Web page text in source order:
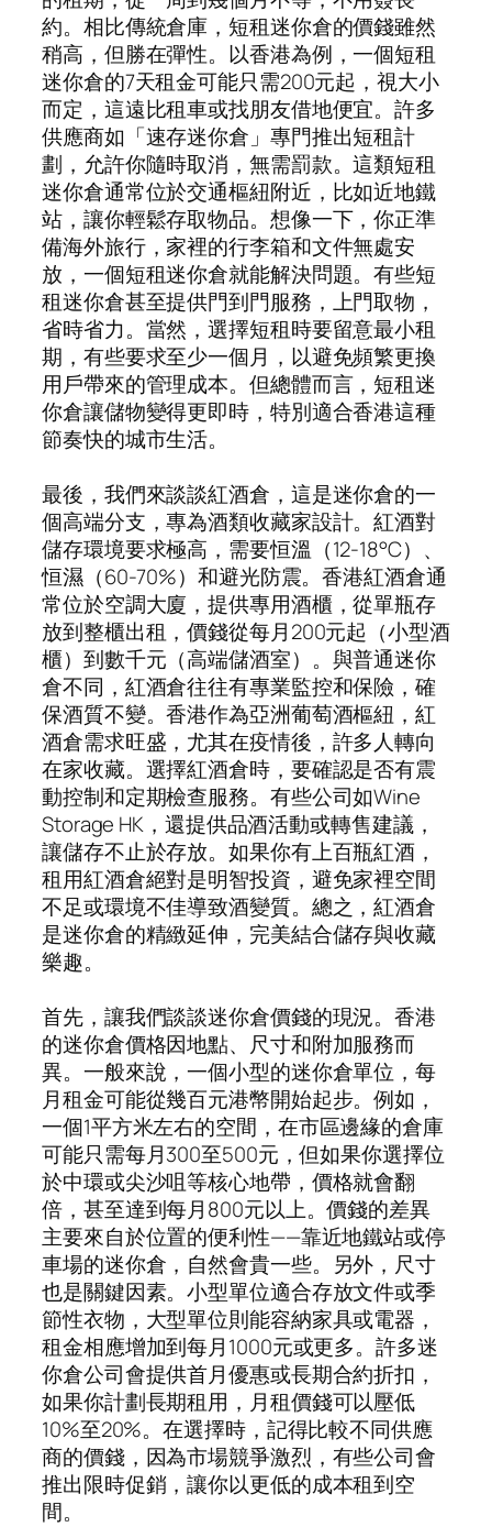
約。相比傳統倉庫，短租迷你倉的價錢雖然
稍高，但勝在彈性。以香港為例，一個短租
迷你倉的7天租金可能只需200元起，視大小
而定，這遠比租車或找朋友借地便宜。許多
供應商如「速存迷你倉」專門推出短租計
劃，允許你隨時取消，無需罰款。這類短租
迷你倉通常位於交通樞紐附近，比如近地鐵
站，讓你輕鬆存取物品。想像一下，你正準
備海外旅行，家裡的行李箱和文件無處安
放，一個短租迷你倉就能解決問題。有些短
租迷你倉甚至提供門到門服務，上門取物，
省時省力。當然，選擇短租時要留意最小租
期，有些要求至少一個月，以避免頻繁更換
用戶帶來的管理成本。但總體而言，短租迷
你倉讓儲物變得更即時，特別適合香港這種
節奏快的城市生活。
最後，我們來談談紅酒倉，這是迷你倉的一
個高端分支，專為酒類收藏家設計。紅酒對
儲存環境要求極高，需要恒溫（12-18°C）、
恒濕（60-70%）和避光防震。香港紅酒倉通
常位於空調大廈，提供專用酒櫃，從單瓶存
放到整櫃出租，價錢從每月200元起（小型酒
櫃）到數千元（高端儲酒室）。與普通迷你
倉不同，紅酒倉往往有專業監控和保險，確
保酒質不變。香港作為亞洲葡萄酒樞紐，紅
酒倉需求旺盛，尤其在疫情後，許多人轉向
在家收藏。選擇紅酒倉時，要確認是否有震
動控制和定期檢查服務。有些公司如Wine
Storage HK，還提供品酒活動或轉售建議，
讓儲存不止於存放。如果你有上百瓶紅酒，
租用紅酒倉絕對是明智投資，避免家裡空間
不足或環境不佳導致酒變質。總之，紅酒倉
是迷你倉的精緻延伸，完美結合儲存與收藏
樂趣。
首先，讓我們談談迷你倉價錢的現況。香港
的迷你倉價格因地點、尺寸和附加服務而
異。一般來說，一個小型的迷你倉單位，每
月租金可能從幾百元港幣開始起步。例如，
一個1平方米左右的空間，在市區邊緣的倉庫
可能只需每月300至500元，但如果你選擇位
於中環或尖沙咀等核心地帶，價格就會翻
倍，甚至達到每月800元以上。價錢的差異
主要來自於位置的便利性——靠近地鐵站或停
車場的迷你倉，自然會貴一些。另外，尺寸
也是關鍵因素。小型單位適合存放文件或季
節性衣物，大型單位則能容納家具或電器，
租金相應增加到每月1000元或更多。許多迷
你倉公司會提供首月優惠或長期合約折扣，
如果你計劃長期租用，月租價錢可以壓低
10%至20%。在選擇時，記得比較不同供應
商的價錢，因為市場競爭激烈，有些公司會
推出限時促銷，讓你以更低的成本租到空
間。